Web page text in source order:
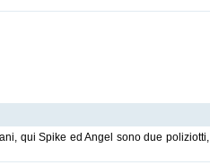
qui Spike ed Angel sono due poliziotti,